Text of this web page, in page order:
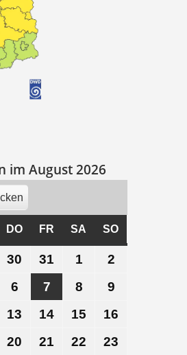
im August 2026
DODONNERSTAG
FR FREITAG
SA SAMSTAG
SO
30 30.
Juli
2026
31
Juli
2026
1
August
2
6
August
7
August
8
August
9
August
13 13.
August
14 14.
August
15 15.
August
16
20 20.21 21.22 22.23